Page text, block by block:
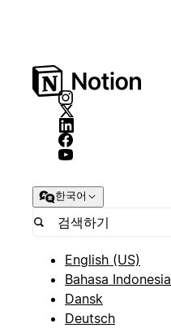
한국어
English (US)
Bahasa Indonesia
Dansk
Deutsch